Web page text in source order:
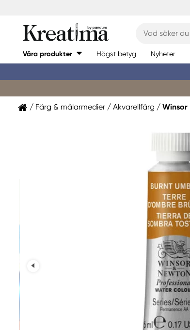
Våra produkter Högst betyg Nyheter
Färg & målarmedier Akvarellfärg Winsor